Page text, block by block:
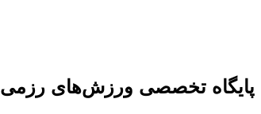
پایگاه تخصصی ورزش‌های رزمی